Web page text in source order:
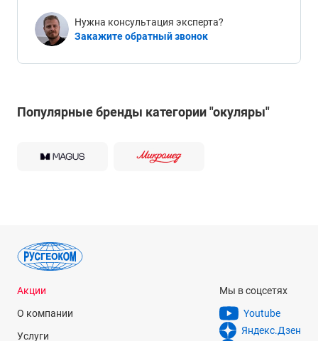
Нужна консультация эксперта?
Закажите обратный звонок
Популярные бренды категории "окуляры"
Акции
О компании
Услуги
Мы в соцсетях
Youtube
Яндекс.Дзен